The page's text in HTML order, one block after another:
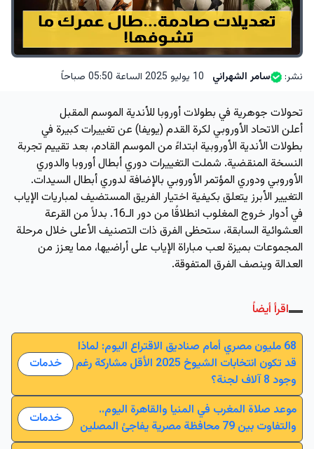
نشر: سامر الشهراني 10 يوليو 2025 الساعة 05:50 صباحاً
تحولات جوهرية في بطولات أوروبا للأندية الموسم المقبل
أعلن الاتحاد الأوروبي لكرة القدم (يويفا) عن تغييرات كبيرة في
بطولات الأندية الأوروبية ابتداءً من الموسم القادم، بعد تقييم تجربة
النسخة المنقضية. شملت التغييرات دوري أبطال أوروبا والدوري
الأوروبي ودوري المؤتمر الأوروبي بالإضافة لدوري أبطال السيدات.
التغيير الأبرز يتعلق بكيفية اختيار الفريق المستضيف لمباريات الإياب
في أدوار خروج المغلوب انطلاقًا من دور الـ16. بدلاً من القرعة
العشوائية السابقة، ستحظى الفرق ذات التصنيف الأعلى خلال مرحلة
المجموعات بميزة لعب مباراة الإياب على أراضيها، مما يعزز من
العدالة وينصف الفرق المتفوقة.
اقرأ أيضاً
68 مليون مصري أمام صناديق الاقتراع اليوم: لماذا
قد تكون انتخابات الشيوخ 2025 الأقل مشاركة رغم
وجود 8 آلاف لجنة؟
خدمات
موعد صلاة المغرب في المنيا والقاهرة اليوم..
والتفاوت بين 79 محافظة مصرية يفاجئ المصلين
خدمات